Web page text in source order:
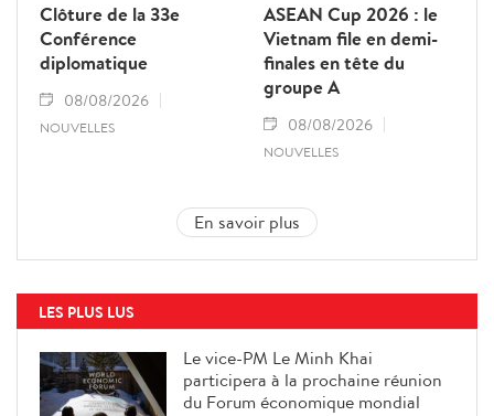
Clôture de la 33e
Conférence
diplomatique
08/08/2026
NOUVELLES
ASEAN Cup 2026 : le
Vietnam file en demi-
finales en tête du
groupe A
08/08/2026
NOUVELLES
En savoir plus
LES PLUS LUS
Le vice-PM Le Minh Khai
participera à la prochaine réunion
du Forum économique mondial